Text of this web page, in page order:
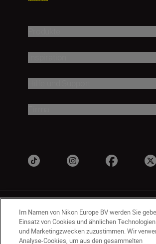
Im Namen von Nikon Europe BV werden Sie
Einsatz von Cookies und ähnlichen
und Marketingzwecken zuzustimmen. Wir
Analyse-Cookies, um aus den gesammelten